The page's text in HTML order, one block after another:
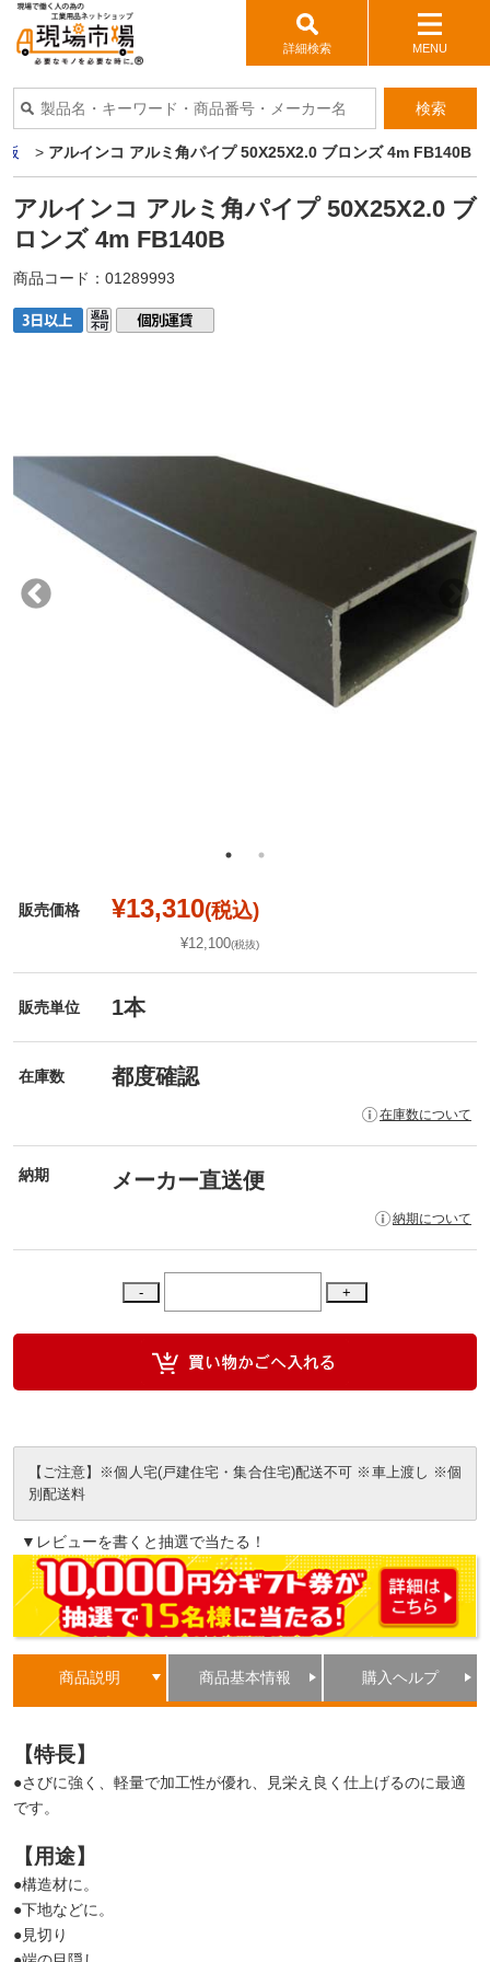
詳細検索 MENU
検索
> アルインコ アルミ角パイプ 50X25X2.0 ブロンズ 4m FB140B
アルインコ アルミ角パイプ 50X25X2.0 ブ
ロンズ 4m FB140B
商品コード： 01289993
販売価格 ¥13,310(税込)
¥12,100(税抜)
販売単位 1本
在庫数 都度確認
在庫数について
納期 メーカー直送便
納期について
【ご注意】※個人宅(戸建住宅・集合住宅)配送不可 ※車上渡し ※個
別配送料
▼レビューを書くと抽選で当たる！
商品説明 商品基本情報 購入ヘルプ
【特長】
●さびに強く、軽量で加工性が優れ、見栄え良く仕上げるのに最適
です。
【用途】
●構造材に。
●下地などに。
●見切り